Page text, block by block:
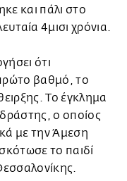
και πάλι στο
4μισι χρόνια.
ότι
βαθμό, το
Το έγκλημα
ο οποίος
με την Άμεση
το παιδί